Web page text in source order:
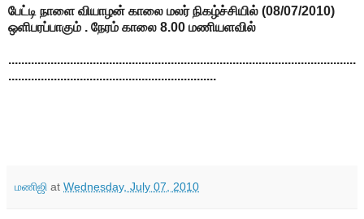
பேட்டி நாளை வியாழன் காலை மலர் நிகழ்ச்சியில் (08/07/2010)
ஒளிபரப்பாகும் . நேரம் காலை 8.00 மணியளவில்
...........................................................................................................
................................................................
மணிஜி at Wednesday, July 07, 2010